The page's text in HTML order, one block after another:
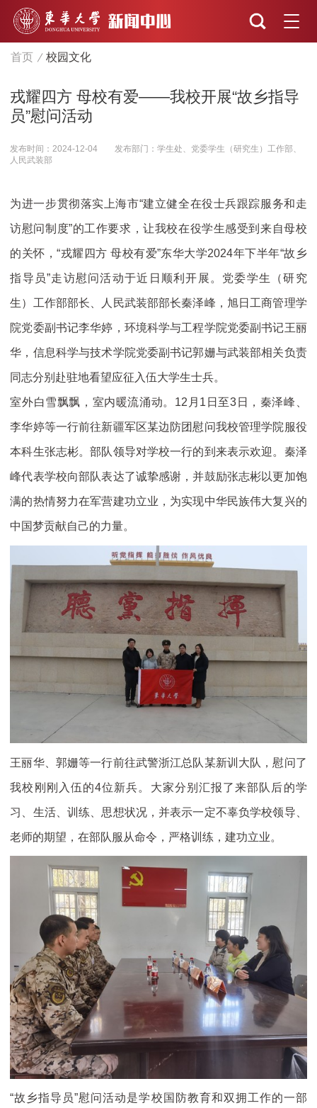
首页 校园文化
戎耀四方 母校有爱——我校开展“故乡指导
员”慰问活动
发布时间：2024-12-04
发布部门：学生处、党委学生（研究生）工作部、
人民武装部
为进一步贯彻落实上海市“建立健全在役士兵跟踪服务和走
访慰问制度”的工作要求，让我校在役学生感受到来自母校
的关怀，“戎耀四方 母校有爱”东华大学2024年下半年“故乡
指导员”走访慰问活动于近日顺利开展。党委学生（研究
生）工作部部长、人民武装部部长秦泽峰，旭日工商管理学
院党委副书记李华婷，环境科学与工程学院党委副书记王丽
华，信息科学与技术学院党委副书记郭姗与武装部相关负责
同志分别赴驻地看望应征入伍大学生士兵。
室外白雪飘飘，室内暖流涌动。12月1日至3日，秦泽峰、
李华婷等一行前往新疆军区某边防团慰问我校管理学院服役
本科生张志彬。部队领导对学校一行的到来表示欢迎。秦泽
峰代表学校向部队表达了诚挚感谢，并鼓励张志彬以更加饱
满的热情努力在军营建功立业，为实现中华民族伟大复兴的
中国梦贡献自己的力量。
王丽华、郭姗等一行前往武警浙江总队某新训大队，慰问了
我校刚刚入伍的4位新兵。大家分别汇报了来部队后的学
习、生活、训练、思想状况，并表示一定不辜负学校领导、
老师的期望，在部队服从命令，严格训练，建功立业。
“故乡指导员”慰问活动是学校国防教育和双拥工作的一部